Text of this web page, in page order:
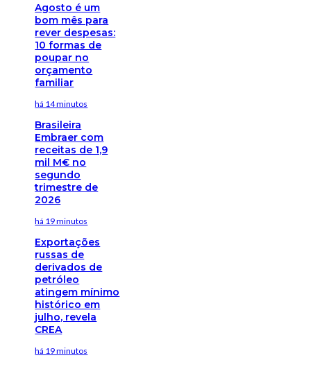
Agosto é um
bom mês para
rever despesas:
10 formas de
poupar no
orçamento
familiar
há 14 minutos
Brasileira
Embraer com
receitas de 1,9
mil M€ no
segundo
trimestre de
2026
há 19 minutos
Exportações
russas de
derivados de
petróleo
atingem mínimo
histórico em
julho, revela
CREA
há 19 minutos